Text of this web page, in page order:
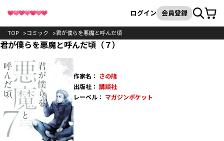
検索
ログイン 会員登録カート
TOP コミック 君が僕らを悪魔と呼んだ頃
君が僕らを悪魔と呼んだ頃（７）
作家名： さの隆
出版社： 講談社
レーベル： マガジンポケット